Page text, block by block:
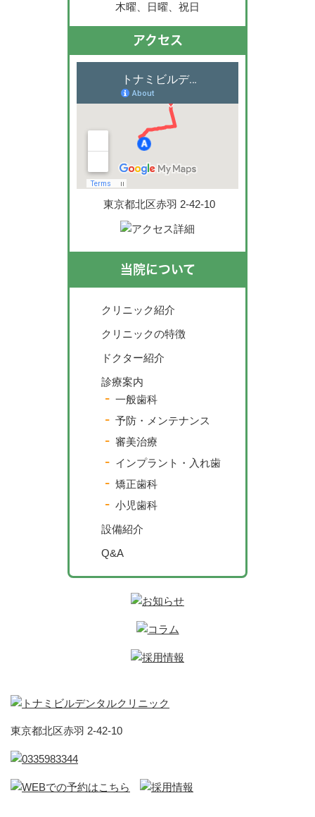
木曜、日曜、祝日
アクセス
東京都北区赤羽 2-42-10
当院について
クリニック紹介
クリニックの特徴
ドクター紹介
診療案内
一般歯科
予防・メンテナンス
審美治療
インプラント・入れ歯
矯正歯科
小児歯科
設備紹介
Q&A
東京都北区赤羽 2-42-10